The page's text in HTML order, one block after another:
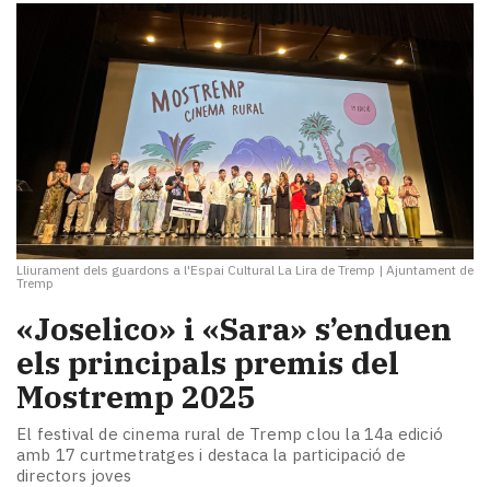
Lliurament dels guardons a l'Espai Cultural La Lira de Tremp | Ajuntament de
Tremp
«Joselico» i «Sara» s’enduen
els principals premis del
Mostremp 2025
El festival de cinema rural de Tremp clou la 14a edició
amb 17 curtmetratges i destaca la participació de
directors joves